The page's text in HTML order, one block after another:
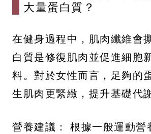
大量蛋白質？
在健身過程中，肌肉纖維會
白質是修復肌肉並促進細胞
料。對於女性而言，足夠的
生肌肉更緊緻，提升基礎代
營養建議： 根據一般運動營